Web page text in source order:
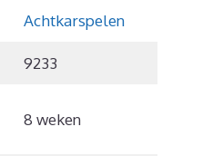
Achtkarspelen
9233
8 weken